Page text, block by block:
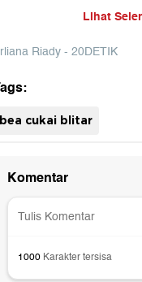
Lihat
Riady - 20DETIK
bea cukai blitar